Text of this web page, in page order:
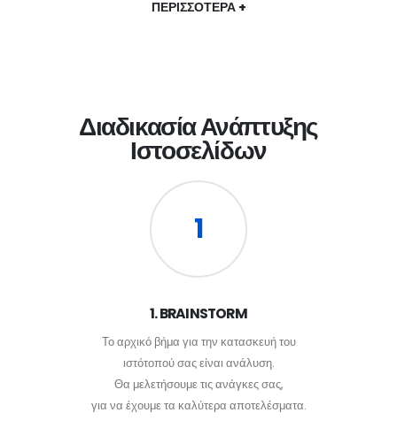
ΠΕΡΙΣΣΟΤΕΡΑ +
Διαδικασία Ανάπτυξης
Ιστοσελίδων
1
1. BRAINSTORM
Το αρχικό βήμα για την κατασκευή του
ιστότοπού σας είναι ανάλυση.
Θα μελετήσουμε τις ανάγκες σας,
για να έχουμε τα καλύτερα αποτελέσματα.